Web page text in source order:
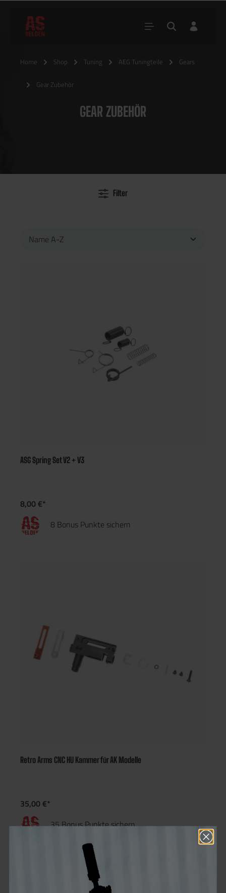
Home Shop Tuning AEG Tuningteile Gears
Gear Zubehör
GEAR ZUBEHÖR
Filter
ASG Spring Set V2 + V3
8,00 €*
8 Bonus Punkte sichern
Retro Arms CNC HU Kammer für AK Modelle
35,00 €*
35 Bonus Punkte sichern